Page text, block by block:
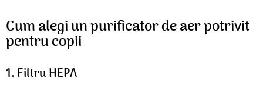
Cum alegi un purificator de aer potrivit
pentru copii
1. Filtru HEPA